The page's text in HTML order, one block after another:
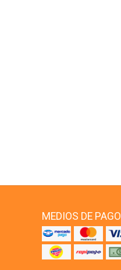
MEDIOS DE PAGO